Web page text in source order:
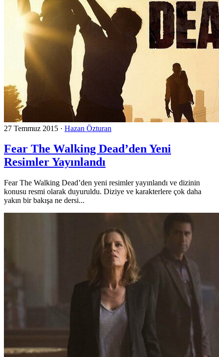
27 Temmuz 2015 · Hazan Özturan
Fear The Walking Dead’den Yeni
Resimler Yayınlandı
Fear The Walking Dead’den yeni resimler yayınlandı ve dizinin
konusu resmi olarak duyuruldu. Diziye ve karakterlere çok daha
yakın bir bakışa ne dersi...